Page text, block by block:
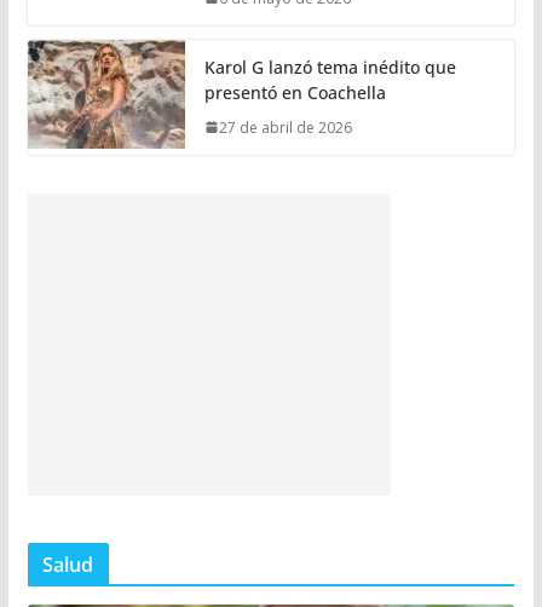
Karol G lanzó tema inédito que
presentó en Coachella
27 de abril de 2026
Salud